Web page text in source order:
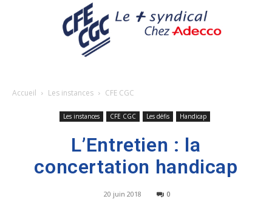
Accueil Les instances CFE CGC
Les instances CFE CGC Les défis Handicap
L’Entretien : la
concertation handicap
20 juin 2018 0